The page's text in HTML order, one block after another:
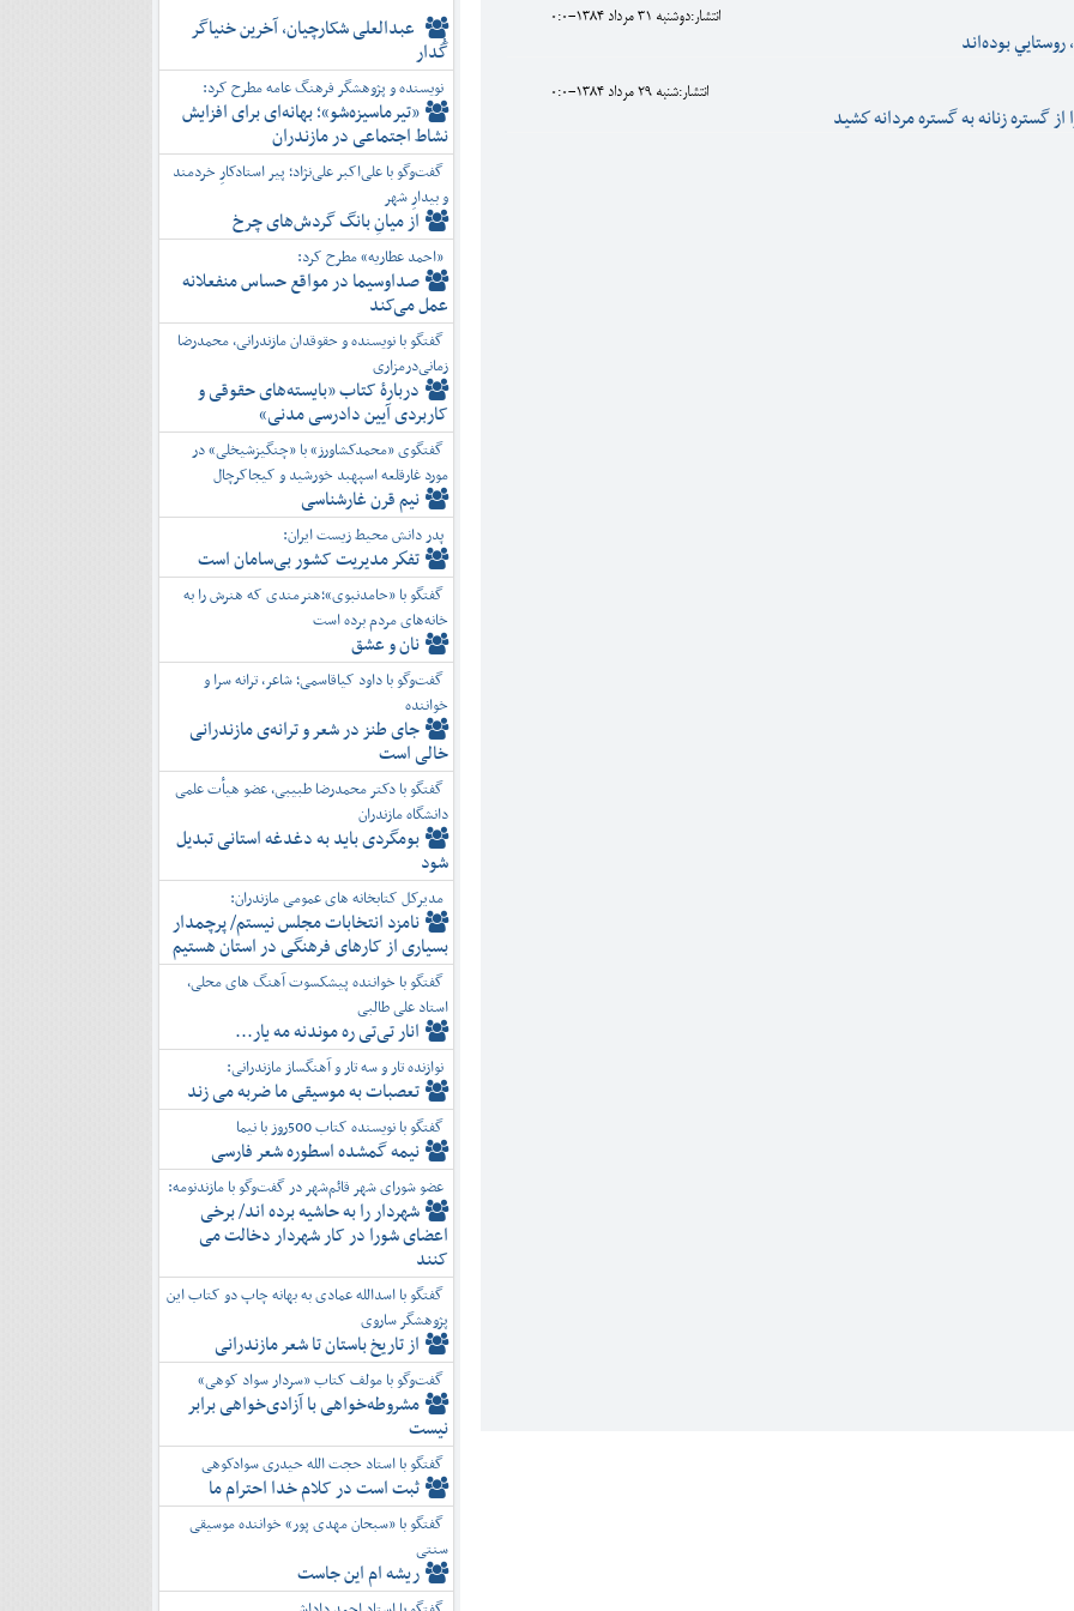
انتشار:دوشنبه 31 مرداد 1384-0:0
روستايي‌ بوده‌اند
انتشار:شنبه 29 مرداد 1384-0:0
گستره زنانه به گستره مردانه كشيد
عبدالعلی شکارچیان، آخرین خنیاگر
گُدار
نویسنده و پژوهشگر فرهنگ عامه مطرح کرد:
«تیرماسیزه‌شو»؛ بهانه‌ای برای افزایش
نشاط اجتماعی در مازندران
گفت‌وگو با علی‌اکبر علی‌نژاد؛ پیر استادکارِ خردمند
و بیدارِ شهر
از میانِ بانگ گردش‌های چرخ
«احمد عطاریه» مطرح کرد:
صداوسیما در مواقع حساس منفعلانه
عمل می‌کند
گفتگو با نویسنده و حقوقدان مازندرانی، محمدرضا
زمانی‌درمزاری
دربارۀ کتاب ”بایسته‌های حقوقی و
کاربردی آیین دادرسی مدنی»
گفتگوی «محمدکشاورز» با «چنگیزشیخلی» در
مورد غارقلعه اسپهبد خورشید و کیجاکرچال
نیم قرن غارشناسی
پدر دانش محیط زیست ایران:
تفكر مديريت کشور بی‌سامان است
گفتگو با «حامدنبوی»؛هنرمندی که هنرش را به
خانه‌های مردم برده است
نان و عشق
گفت‌وگو با داود کیاقاسمی؛ شاعر، ترانه سرا و
خواننده
جای طنز در شعر و ترانه‌ی مازندرانی
خالی است
گفتگو با دکتر محمدرضا طبیبی، عضو هیأت علمی
دانشگاه مازندران
بومگردی باید به دغدغه استانی تبدیل
شود
مدیرکل کتابخانه های عمومی مازندران:
نامزد انتخابات مجلس نیستم/ پرچمدار
بسیاری از کارهای فرهنگی در استان هستیم
گفتگو با خواننده پیشکسوت آهنگ های محلی،
استاد علی طالبی
انار تی‌تی ره موندنه مه یار...
نوازنده تار و سه تار و آهنگساز مازندرانی:
تعصبات به موسیقی ما ضربه می زند
گفتگو با نویسنده کتاب 500روز با نیما
نیمه گمشده اسطوره شعر فارسی
عضو شورای شهر قائم‌شهر در گفت‌و‌گو با مازندنومه:
شهردار را به حاشیه برده اند/ برخی
اعضای شورا در کار شهردار دخالت می
کنند
گفتگو با اسدالله عمادی به بهانه چاپ دو کتاب این
پژوهشگر ساروی
از تاریخ باستان تا شعر مازندرانی
گفت‌وگو با مولف کتاب «سردار سواد کوهی»
مشروطه‌خواهی با آزادی‌خواهی برابر
نیست
گفتگو با استاد حجت الله حیدری سوادکوهی
ثبت است در کلام خدا احترام ما
گفتگو با «سبحان مهدی پور» خواننده موسیقی
سنتی
ریشه ام این جاست